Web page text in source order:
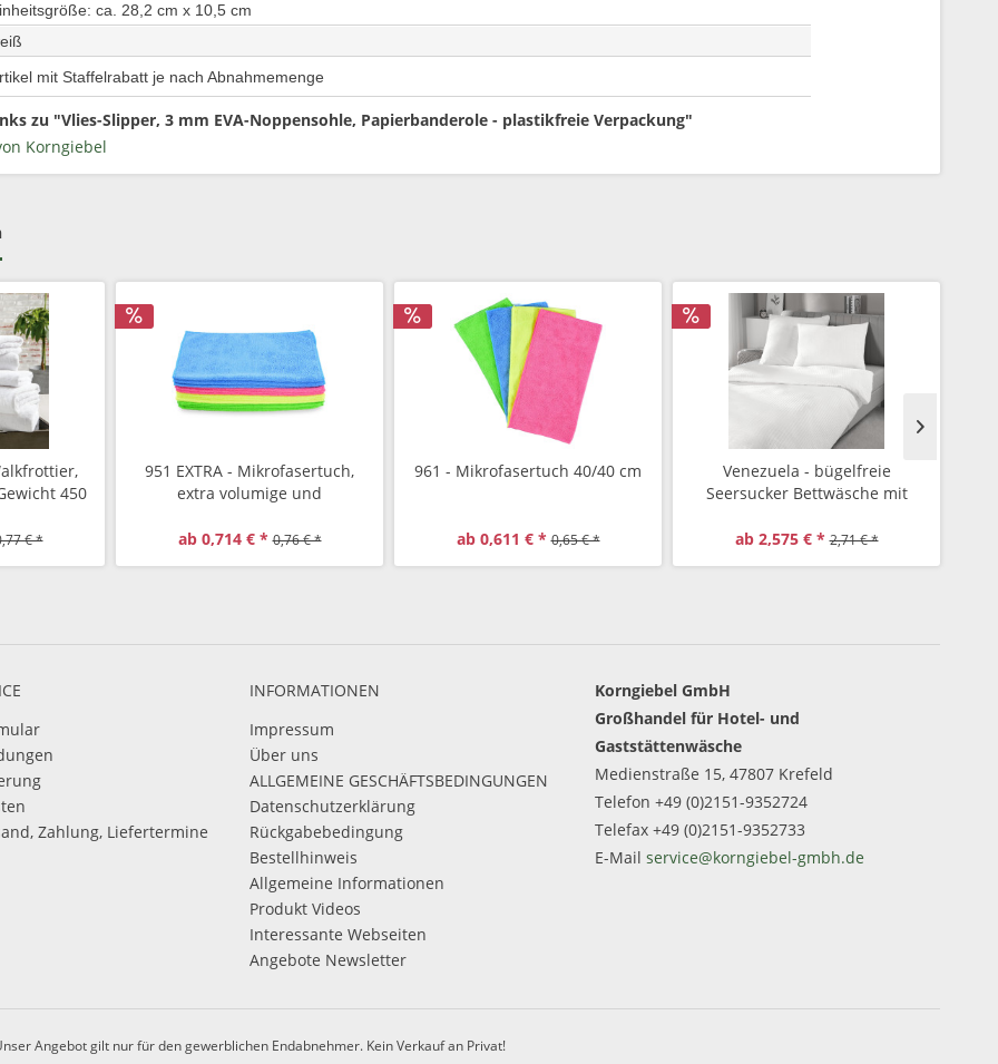
ca. 28,2 cm x 10,5 cm
mit Staffelrabatt je nach Abnahmemenge
zu "Vlies-Slipper, 3 mm EVA-Noppensohle, Papierbanderole - plastikfreie Verpackung"
Korngiebel
450
€ *
951 EXTRA - Mikrofasertuch,
extra volumige und
ab 0,714 € * 0,76 € *
961 - Mikrofasertuch 40/40 cm
ab 0,611 € * 0,65 € *
Venezuela - bügelfreie
Seersucker Bettwäsche mit
ab 2,575 € * 2,71 € *
Zahlung, Liefertermine
INFORMATIONEN
Impressum
Über uns
ALLGEMEINE GESCHÄFTSBEDINGUNGEN
Datenschutzerklärung
Rückgabebedingung
Bestellhinweis
Allgemeine Informationen
Produkt Videos
Interessante Webseiten
Angebote Newsletter
Korngiebel GmbH
Großhandel für Hotel- und
Gaststättenwäsche
Medienstraße 15, 47807 Krefeld
Telefon +49 (0)2151-9352724
Telefax +49 (0)2151-9352733
E-Mail service@korngiebel-gmbh.de
Angebot gilt nur für den gewerblichen Endabnehmer. Kein Verkauf an Privat!